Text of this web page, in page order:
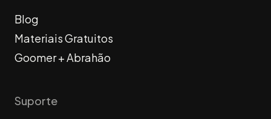
Blog
Materiais Gratuitos
Goomer + Abrahão
Suporte